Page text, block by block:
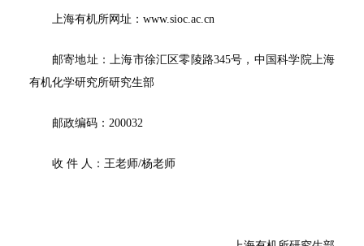
上海有机所网址：www.sioc.ac.cn
邮寄地址：上海市徐汇区零陵路345号，中国科学院上海
有机化学研究所研究生部
邮政编码：200032
收 件 人：王老师/杨老师